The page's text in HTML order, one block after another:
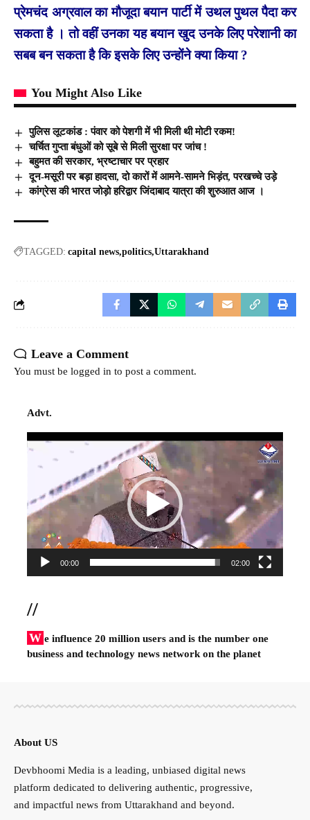
प्रेमचंद अग्रवाल का मौजूदा बयान पार्टी में उथल पुथल पैदा कर
सकता है । तो वहीं उनका यह बयान खुद उनके लिए परेशानी का
सबब बन सकता है कि इसके लिए उन्होंने क्या किया ?
You Might Also Like
पुलिस लूटकांड : पंवार को पेशगी में भी मिली थी मोटी रकम!
चर्चित गुप्ता बंधुओं को सूबे से मिली सुरक्षा पर जांच !
बहुमत की सरकार, भ्रष्टाचार पर प्रहार
दून-मसूरी पर बड़ा हादसा, दो कारों में आमने-सामने भिड़ंत, परखच्चे उड़े
कांग्रेस की भारत जोड़ो हरिद्वार जिंदाबाद यात्रा की शुरुआत आज ।
TAGGED: capital news politics Uttarakhand
Leave a Comment
You must be logged in to post a comment.
Advt.
Video
00:00 02:00
//
W e influence 20 million users and is the number one
business and technology news network on the planet
About US
Devbhoomi Media is a leading, unbiased digital news
platform dedicated to delivering authentic, progressive,
and impactful news from Uttarakhand and beyond.